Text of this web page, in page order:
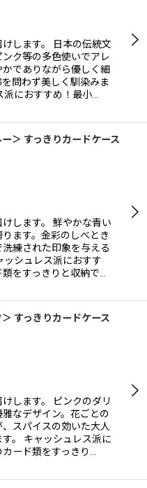
します。 日本の伝統文
ク等の多色使いでアレ
でありながら優しく細
問わず美しく馴染みま
におすすめ！最小…
＞ すっきりカードケース
します。 鮮やかな青い
ます。金彩のしべとき
練された印象を与える
ッシュレス派におすす
をすっきりと収納で…
すっきりカードケース
します。 ピンクのダリ
なデザイン。花ごとの
スパイスの効いた大人
。 キャッシュレス派に
ード類をすっきり…